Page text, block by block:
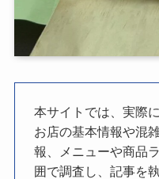
本サイトでは、実際
お店の基本情報や混
報、メニューや商品
囲で調査し、記事を